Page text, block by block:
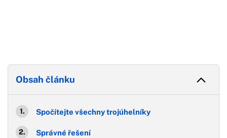
Obsah článku
Spočítejte všechny trojúhelníky
Správné řešení